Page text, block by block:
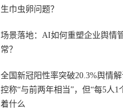
生巾虫卵问题？
场景落地：AI如何重塑企业舆情
常？
全国新冠阳性率突破20.3%舆情
控称“与前两年相当”，但“每5人1
着什么